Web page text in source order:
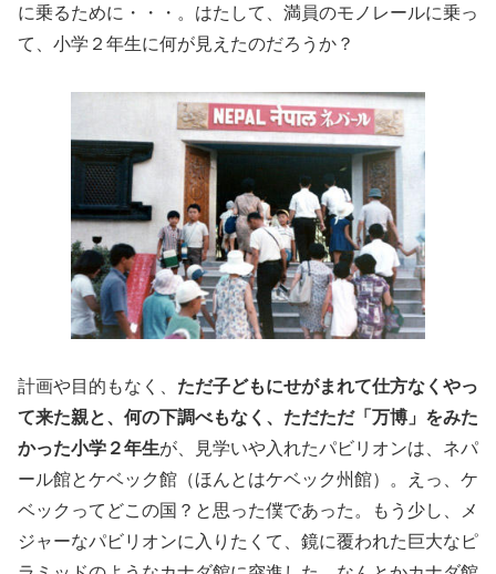
に乗るために・・・。はたして、満員のモノレールに乗っ
て、小学２年生に何が見えたのだろうか？
計画や目的もなく、 ただ子どもにせがまれて仕方なくやっ
て来た親と、何の下調べもなく、ただただ「万博」をみた
かった小学２年生が、見学いや入れたパビリオンは、ネパ
ール館とケベック館（ほんとはケベック州館）。えっ、ケ
ベックってどこの国？と思った僕であった。もう少し、メ
ジャーなパビリオンに入りたくて、鏡に覆われた巨大なピ